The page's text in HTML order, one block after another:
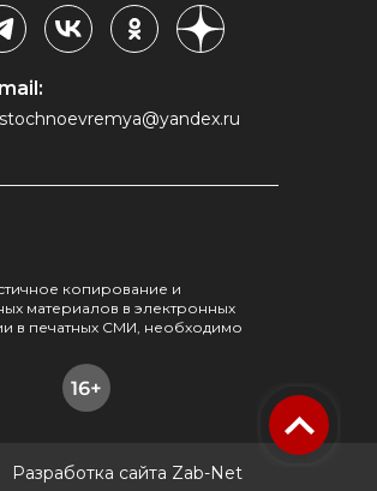
копирование и
материалов в электронных
в печатных СМИ, необходимо
Разработка сайта Zab-Net